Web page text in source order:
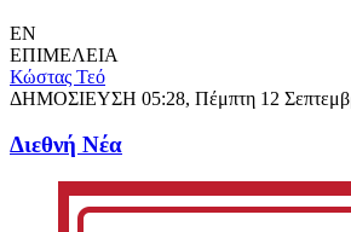
EN
ΕΠΙΜΕΛΕΙΑ
Κώστας Τεό
ΔΗΜΟΣΙΕΥΣΗ 05:28, Πέμπτη 12
Διεθνή Νέα